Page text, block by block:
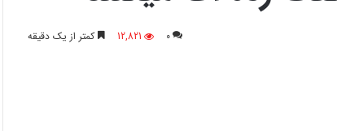
0
12,821 کمتر از یک دقیقه